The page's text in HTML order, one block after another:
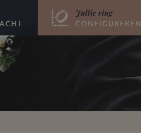
Jullie ring
CONFIGUREREN